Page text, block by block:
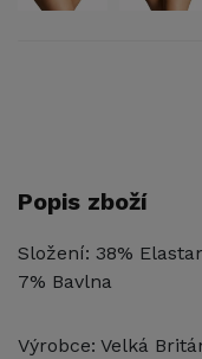
Popis zboží
Složení: 38%
7% Bavlna
Výrobce: Velká